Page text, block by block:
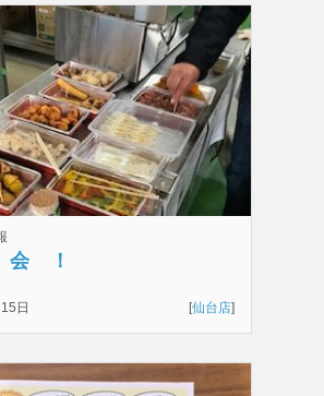
！
日 [仙台店]